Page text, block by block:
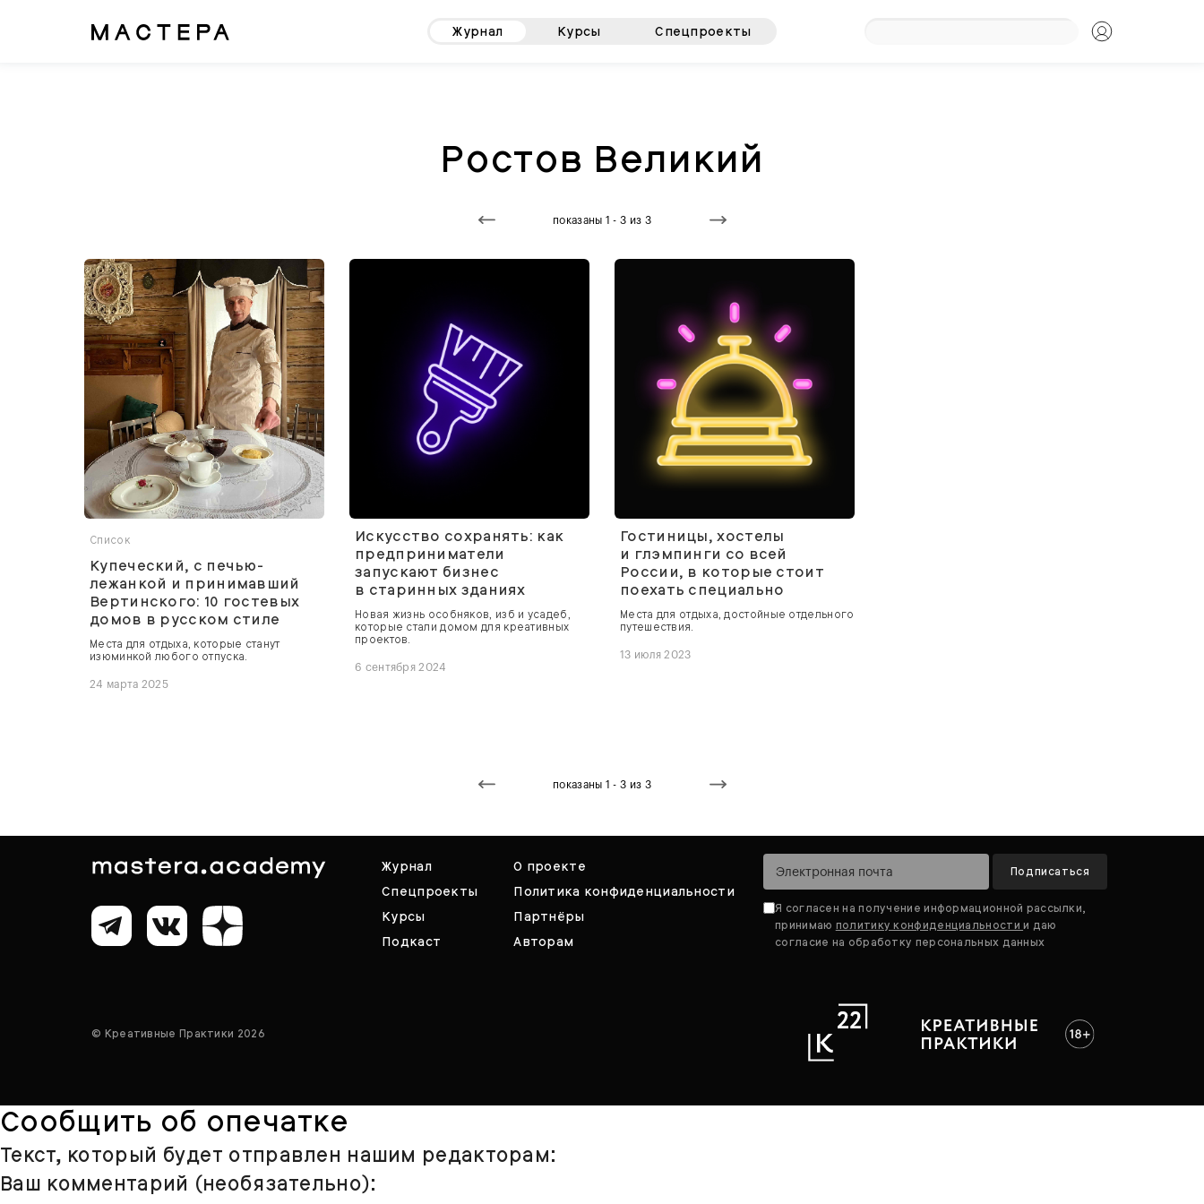
Журнал Курсы Спецпроекты
Ростов Великий
показаны 1 - 3 из 3
Список
Купеческий, с печью-
лежанкой и принимавший
Вертинского: 10 гостевых
домов в русском стиле
Места для отдыха, которые станут
изюминкой любого отпуска.
24 марта 2025
Искусство сохранять: как
предприниматели
запускают бизнес
в старинных зданиях
Новая жизнь особняков, изб и усадеб,
которые стали домом для креативных
проектов.
6 сентября 2024
Гостиницы, хостелы
и глэмпинги со всей
России, в которые стоит
поехать специально
Места для отдыха, достойные отдельного
путешествия.
13 июля 2023
показаны 1 - 3 из 3
Журнал
Спецпроекты
Курсы
Подкаст
О проекте
Политика конфиденциальности
Партнёры
Авторам
Подписаться
Я согласен на получение информационной рассылки,
принимаю политику конфиденциальностии даю
согласие на обработку персональных данных
© Креативные Практики 2026
Сообщить об опечатке
Текст, который будет отправлен нашим редакторам:
Ваш комментарий (необязательно):